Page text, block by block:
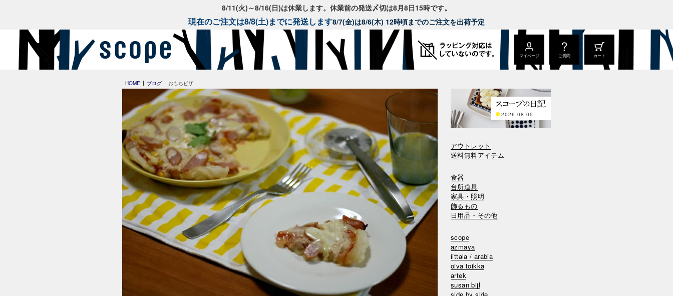
8/11(火)～8/16(日)は休業します。休業前の発送〆切は8月8日15時です。
現在のご注文は8/8(土)までに発送します8/7(金)は8/6(木) 12時頃までのご注文を出荷予定
マイページ ご質問 カート
HOME ブログ おもちピザ
2026.08.05
アウトレット
送料無料アイテム
食器
台所道具
家具・照明
飾るもの
日用品・その他
scope
azmaya
iittala / arabia
oiva toikka
artek
susan bijl